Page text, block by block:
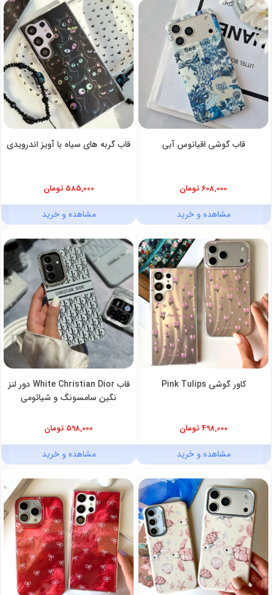
قاب گوشی اقیانوس آبی
608,000 تومان
مشاهده و خرید
قاب گربه های سیاه با آویز اندرویدی
585,000 تومان
مشاهده و خرید
کاور گوشی Pink Tulips
498,000 تومان
مشاهده و خرید
قاب White Christian Dior دور لنز
نگین سامسونگ و شیائومی
598,000 تومان
مشاهده و خرید